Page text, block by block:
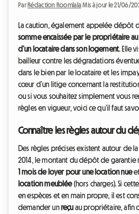
Par Rédaction Roomlala |Mis à jour le 21/06/
La caution, également appelée dépôt
somme encaissée par le propriétaire
d’un locataire dans son logement. Elle
bailleur contre les dégradations
dans le bien par le locataire et les
cœur d’un litige concernant la
ou si vous souhaitez simplement vous
règles en vigueur, voici ce qu’il faut
Connaître les règles autour du
Des règles précises existent autour de
2014, le montant du dépôt de garantie
1 mois de loyer pour une location nue
location meublée(hors charges). Si
en espèces et en main propre, il est
demander unreçuau propriétaire, afin